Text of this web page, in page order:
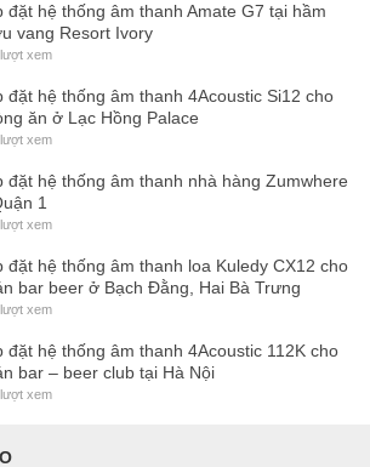
camera
cử với kiểm đếm tự động (có / không /
một trong số năm)
cho sáu đường cáp với tối đa 20 đầu
3F cân bằng biến áp
3M cân bằng đầu ra cho ngôn ngữ sàn
cân bằng trên đầu nối Sub-D 15 chân
và năm bản dịch
Out", "Slave In" và "Slave Out" RJ 45
tâm xếp chồng
đặt hệ thống âm thanh Amate G7 tại hầm
vang Resort Ivory
xem
đặt hệ thống âm thanh 4Acoustic Si12 cho
ăn ở Lạc Hồng Palace
xem
đặt hệ thống âm thanh nhà hàng Zumwhere
1
xem
đặt hệ thống âm thanh loa Kuledy CX12 cho
bar beer ở Bạch Đằng, Hai Bà Trưng
xem
đặt hệ thống âm thanh 4Acoustic 112K cho
bar – beer club tại Hà Nội
xem